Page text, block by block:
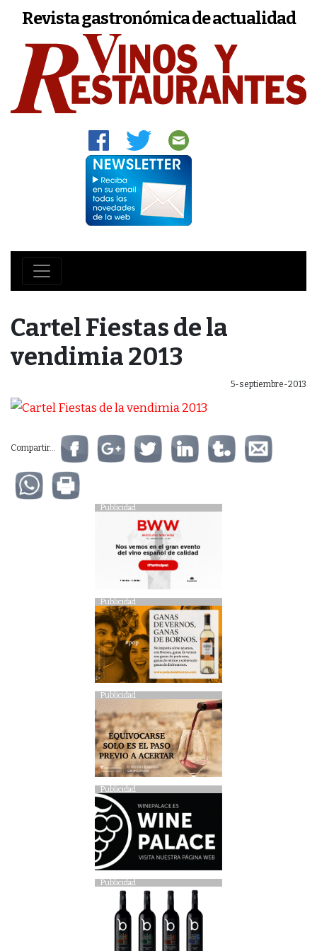
Revista gastronómica de actualidad
Cartel Fiestas de la
vendimia 2013
5-septiembre-2013
Compartir...
Publicidad
Publicidad
Publicidad
Publicidad
Publicidad